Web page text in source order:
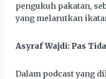
pengukuh pakatan,
yang melarutkan
Asyraf Wajdi: Pas
Dalam podcast yang